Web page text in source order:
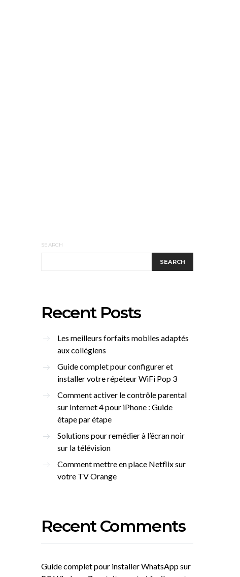
SEARCH
SEARCH
Recent Posts
Les meilleurs forfaits mobiles adaptés
aux collégiens
Guide complet pour configurer et
installer votre répéteur WiFi Pop 3
Comment activer le contrôle parental
sur Internet 4 pour iPhone : Guide
étape par étape
Solutions pour remédier à l’écran noir
sur la télévision
Comment mettre en place Netflix sur
votre TV Orange
Recent Comments
Guide complet pour installer WhatsApp sur